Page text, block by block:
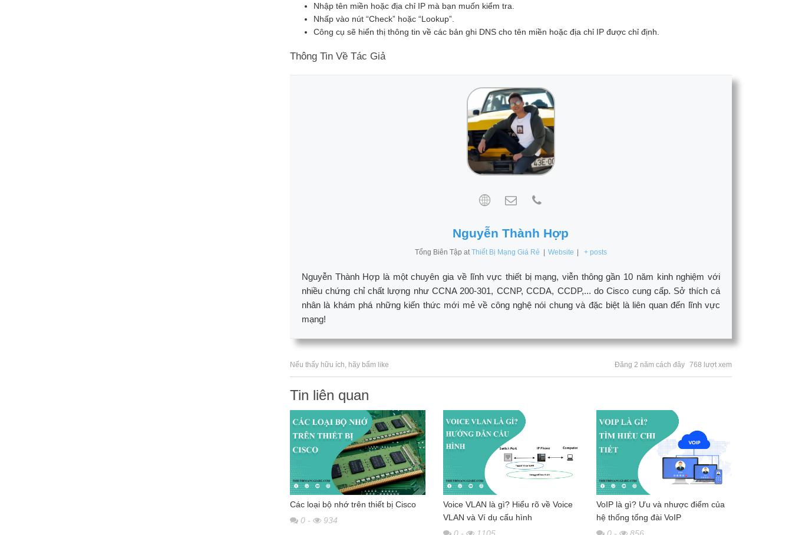
Nhập tên miền hoặc địa chỉ IP mà bạn muốn kiểm tra.
Nhấp vào nút “Check” hoặc “Lookup”.
Công cụ sẽ hiển thị thông tin về các bản ghi DNS cho tên miền hoặc địa chỉ IP được chỉ định.
Thông Tin Về Tác Giả
Nguyễn Thành Hợp
Tổng Biên Tập at Thiết Bị Mạng Giá Rẻ | Website | + posts
Nguyễn Thành Hợp là một chuyên gia về lĩnh vực thiết bị mạng, viễn thông gần 10 năm kinh nghiệm với
nhiều chứng chỉ chất lượng như CCNA 200-301, CCNP, CCDA, CCDP,... do Cisco cung cấp. Sở thích cá
nhân là khám phá những kiến thức mới mẻ về công nghệ nói chung và đặc biệt là liên quan đến lĩnh vực
mạng!
Nếu thấy hữu ích, hãy bấm like Đăng 2 năm cách đây 768 lượt xem
Tin liên quan
Các loại bộ nhớ trên thiết bị Cisco
0 - 934
Voice VLAN là gì? Hiểu rõ về Voice
VLAN và Ví dụ cấu hình
VoIP là gì? Ưu và nhược điểm của
hệ thống tổng đài VoIP